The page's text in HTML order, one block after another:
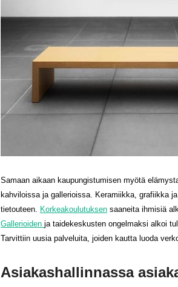
Samaan aikaan kaupungistumisen myötä
kahviloissa ja gallerioissa. Keramiikka, grafiikka
tietouteen. Korkeakoulutuksen saaneita ihmisiä
Gallerioiden ja taidekeskusten ongelmaksi alkoi
Tarvittiin uusia palveluita, joiden kautta luoda
Asiakashallinnassa